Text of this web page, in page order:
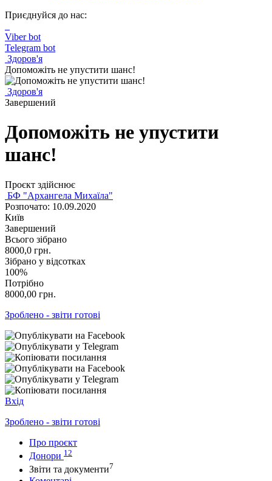
Приєднуйся до нас:
Viber bot
Telegram bot
Здоров'я
Допоможіть не упустити шанс!
Здоров'я
Завершений
Допоможіть не упустити
шанс!
Проєкт здійснює
БФ "Архангела Михаїла"
Розпочато: 10.09.2020
Київ
Завершений
Всього зібрано
8000,0 грн.
Зібрано у відсотках
100%
Потрібно
8000,00 грн.
Зроблено - звіти готові
Вхід
Зроблено - звіти готові
Про проєкт
Донори 12
Звіти та документи7